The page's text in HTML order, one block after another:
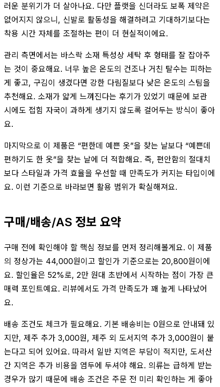
러운 분위기가 더 살아나요. 다만 플랫을 신더라도 보폭 제약은
없어지지 않으니, 신발로 활동성을 해결하려고 기대하기보다는
착용 시간 자체를 조절하는 편이 더 현실적이에요.
관리 측면에서는 바스락 소재 특성상 세탁 후 형태를 잘 잡아주
는 것이 중요해요. 너무 높은 온도의 건조나 거친 탈수는 피하는
게 좋고, 구김이 생겼다면 강한 다림질보다 낮은 온도의 스팀을
추천해요. 소재가 얇게 느껴진다는 후기가 있었기 때문에 보관
시에도 접힘 자국이 과하게 생기지 않도록 걸어두는 방식이 좋아
요.
마지막으로 이 제품은 “편한데 예쁜 옷”을 찾는 날보다 “예쁜데
편하기도 한 옷”을 찾는 날에 더 적합해요. 즉, 편안함의 절대치
보다 스타일과 가격 효율을 우선할 때 만족도가 커지는 타입이에
요. 이런 기준으로 바라보면 활용 범위가 확실해져요.
구매/배송/AS 정보 요약
구매 전에 확인해야 할 핵심 정보를 먼저 정리해볼게요. 이 제품
의 정상가는 44,000원이고 할인가 기준으로는 20,800원이에
요. 할인율은 52%로, 2만 원대 초반에서 시작하는 점이 가장 큰
매력 포인트예요. 리뷰에서도 가격 만족도가 꽤 높게 나타났어
요.
배송 조건도 체크가 필요해요. 기본 배송비는 0원으로 안내돼 있
지만, 제주 추가 3,000원, 제주 외 도서지역 추가 3,000원이 붙
는다고 되어 있어요. 따라서 일반 지역은 부담이 적지만, 도서산
간 지역은 추가 비용을 염두에 두셔야 해요. 의류는 급하게 받는
경우가 많기 때문에 배송 조건은 주문 전 미리 확인하는 게 좋아